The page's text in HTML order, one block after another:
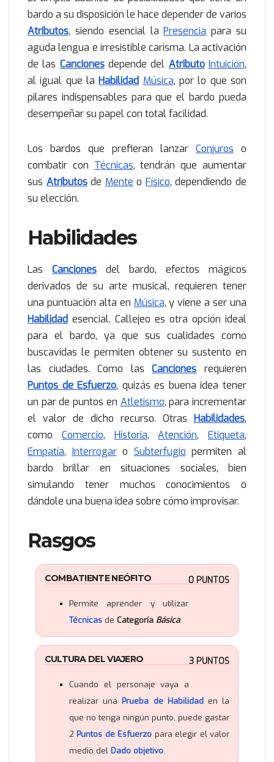
bardo a su disposición le hace depender de varios
Atributos, siendo esencial laPresencia para su
aguda lengua e irresistible carisma. La activación
de las Cancionesdepende del Atributo Intuición,
al igual que laHabilidad Música, por lo que son
pilares indispensables para que el bardo pueda
desempeñar su papel con total facilidad.
Los bardos que prefieran lanzar Conjuros o
combatir con Técnicas, tendrán que aumentar
sus Atributosde Mente o Físico, dependiendo de
su elección.
Habilidades
Las Canciones del bardo, efectos mágicos
derivados de su arte musical, requieren tener
una puntuación alta en Música, y viene a ser una
Habilidad esencial. Callejeo es otra opción ideal
para el bardo, ya que sus cualidades como
buscavidas le permiten obtener su sustento en
las ciudades. Como lasCanciones requieren
Puntos de Esfuerzo, quizás es buena idea tener
un par de puntos en Atletismo, para incrementar
el valor de dicho recurso. Otras Habilidades,
como Comercio, Historia,Atención, Etiqueta,
Empatía, Interrogaro Subterfugio permiten al
bardo brillar en situaciones sociales, bien
simulando tener muchos conocimientos o
dándole una buena idea sobre cómo improvisar.
Rasgos
COMBATIENTE NEÓFITO 0 PUNTOS
Permite aprender y utilizar
Técnicasde Categoría Básica.
CULTURA DEL VIAJERO 3 PUNTOS
Cuando el personaje vaya a
realizar una Prueba de Habilidaden la
que no tenga ningún punto, puede gastar
2 Puntos de Esfuerzo para elegir el valor
medio del Dado objetivo.